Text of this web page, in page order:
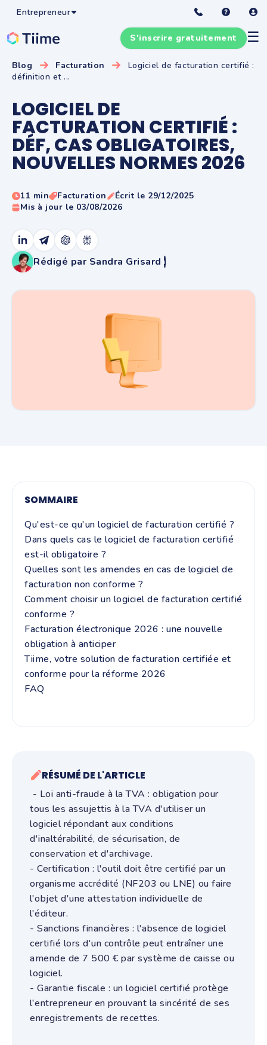
Entrepreneur
☰
S'inscrire gratuitement
Blog Facturation
Logiciel de facturation certifié :
définition et ...
LOGICIEL DE
FACTURATION CERTIFIÉ :
DÉF, CAS OBLIGATOIRES,
NOUVELLES NORMES 2026
11 min Facturation
Écrit le 29/12/2025
Mis à jour le 03/08/2026
Rédigé par Sandra Grisard i
SOMMAIRE
Qu'est-ce qu'un logiciel de facturation certifié ?
Dans quels cas le logiciel de facturation certifié
est-il obligatoire ?
Quelles sont les amendes en cas de logiciel de
facturation non conforme ?
Comment choisir un logiciel de facturation certifié
conforme ?
Facturation électronique 2026 : une nouvelle
obligation à anticiper
Tiime, votre solution de facturation certifiée et
conforme pour la réforme 2026
FAQ
RÉSUMÉ DE L'ARTICLE
- Loi anti-fraude à la TVA : obligation pour
tous les assujettis à la TVA d'utiliser un
logiciel répondant aux conditions
d'inaltérabilité, de sécurisation, de
conservation et d'archivage.
- Certification : l'outil doit être certifié par un
organisme accrédité (NF203 ou LNE) ou faire
l'objet d'une attestation individuelle de
l'éditeur.
- Sanctions financières : l'absence de logiciel
certifié lors d'un contrôle peut entraîner une
amende de 7 500 € par système de caisse ou
logiciel.
- Garantie fiscale : un logiciel certifié protège
l'entrepreneur en prouvant la sincérité de ses
enregistrements de recettes.